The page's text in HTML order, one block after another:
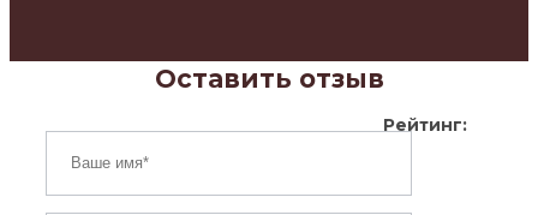
Оставить отзыв
Рейтинг: